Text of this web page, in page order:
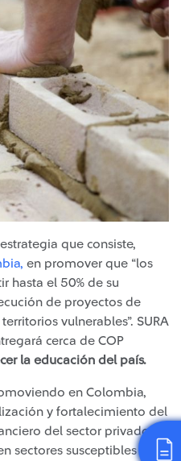
que consiste,
en promover que “los
hasta el 50% de su
de proyectos de
vulnerables”. SURA
cerca de COP
la educación del país.
en Colombia,
y fortalecimiento del
del sector privado. Al
sectores susceptibles de